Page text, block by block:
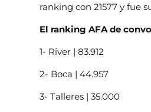
ranking con 21577 y fue
El ranking AFA de
1- River | 83.912
2- Boca | 44.957
3- Talleres | 35.000